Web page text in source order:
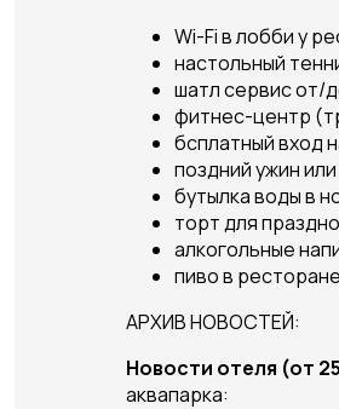
Wi-Fi в лобби у
настольный
шатл сервис от/
фитнес-центр
бсплатный вход
поздний ужин
бутылка воды в
торт для
алкогольные
пиво в
АРХИВ НОВОСТЕЙ:
Новости отеля (от
аквапарка: